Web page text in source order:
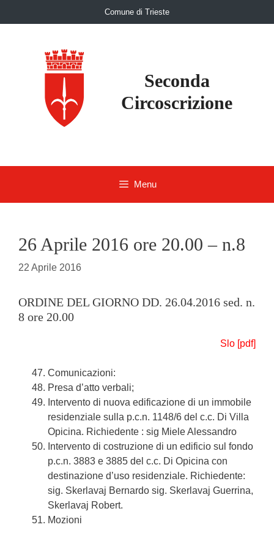
Comune di Trieste
Seconda
Circoscrizione
Menu
26 Aprile 2016 ore 20.00 – n.8
22 Aprile 2016
ORDINE DEL GIORNO DD. 26.04.2016 sed. n.
8 ore 20.00
Slo [pdf]
Comunicazioni:
Presa d’atto verbali;
Intervento di nuova edificazione di un immobile
residenziale sulla p.c.n. 1148/6 del c.c. Di Villa
Opicina. Richiedente : sig Miele Alessandro
Intervento di costruzione di un edificio sul fondo
p.c.n. 3883 e 3885 del c.c. Di Opicina con
destinazione d’uso residenziale. Richiedente:
sig. Skerlavaj Bernardo sig. Skerlavaj Guerrina,
Skerlavaj Robert.
Mozioni